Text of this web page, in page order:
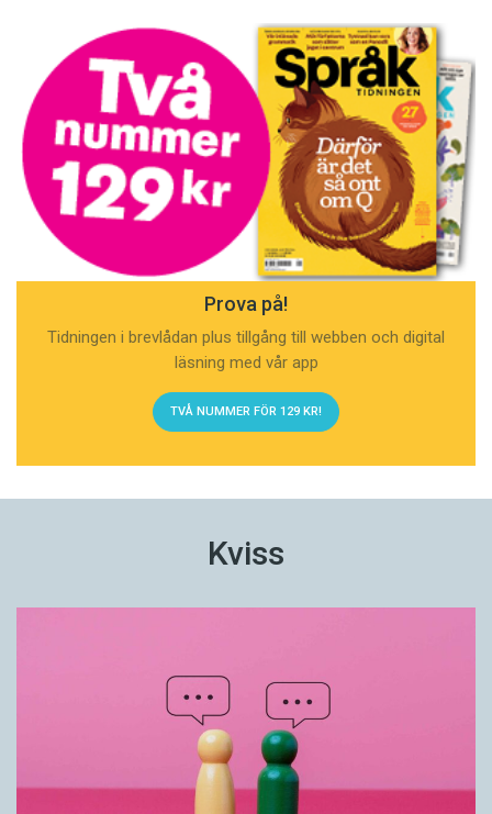
Prova på!
Tidningen i brevlådan plus tillgång till webben och digital
läsning med vår app
TVÅ NUMMER FÖR 129 KR!
Kviss